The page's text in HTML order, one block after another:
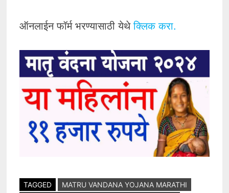
ऑनलाईन फॉर्म भरण्यासाठी येथेक्लिक करा.
TAGGED
MATRU VANDANA YOJANA MARATHI